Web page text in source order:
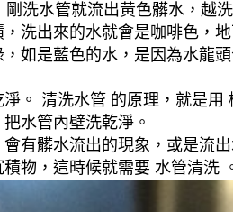
洗水管就流出黃色髒水，越
洗出來的水就會是咖啡色，
如是藍色的水，是因為水龍
。 清洗水管 的原理，就是
水管內壁洗乾淨。
有髒水流出的現象，或是流
物，這時候就需要 水管清洗